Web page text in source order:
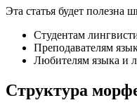
Эта статья будет полезна
Студентам
Преподавателям
Любителям языка и
Структура